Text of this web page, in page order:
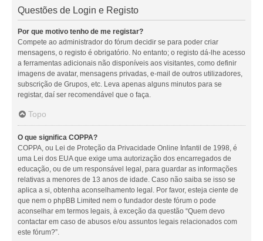
Questões de Login e Registo
Por que motivo tenho de me registar?
Compete ao administrador do fórum decidir se para poder criar
mensagens, o registo é obrigatório. No entanto; o registo dá-lhe acesso
a ferramentas adicionais não disponíveis aos visitantes, como definir
imagens de avatar, mensagens privadas, e-mail de outros utilizadores,
subscrição de Grupos, etc. Leva apenas alguns minutos para se
registar, daí ser recomendável que o faça.
Topo
O que significa COPPA?
COPPA, ou Lei de Proteção da Privacidade Online Infantil de 1998, é
uma Lei dos EUA que exige uma autorização dos encarregados de
educação, ou de um responsável legal, para guardar as informações
relativas a menores de 13 anos de idade. Caso não saiba se isso se
aplica a si, obtenha aconselhamento legal. Por favor, esteja ciente de
que nem o phpBB Limited nem o fundador deste fórum o pode
aconselhar em termos legais, à exceção da questão “Quem devo
contactar em caso de abusos e/ou assuntos legais relacionados com
este fórum?”.